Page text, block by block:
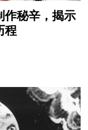
作秘辛，揭示
程